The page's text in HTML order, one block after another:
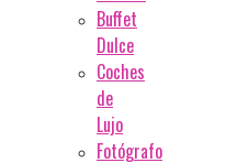
Buffet
Dulce
Coches
de
Lujo
Fotógrafo